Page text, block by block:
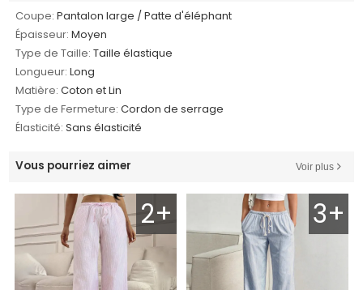
Coupe: Pantalon large / Patte d'éléphant
Épaisseur: Moyen
Type de Taille: Taille élastique
Longueur: Long
Matière: Coton et Lin
Type de Fermeture: Cordon de serrage
Élasticité: Sans élasticité
Vous pourriez aimer Voir plus
2+ 3+